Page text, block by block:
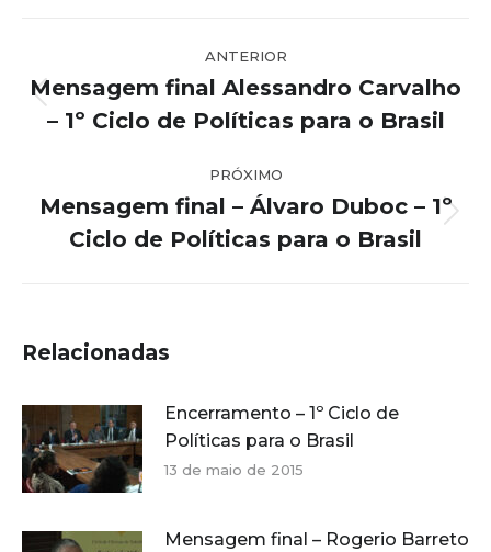
de
post:
ANTERIOR
anterior:
Mensagem final Alessandro Carvalho
– 1º Ciclo de Políticas para o Brasil
PRÓXIMO
post:
Mensagem final – Álvaro Duboc – 1º
Ciclo de Políticas para o Brasil
Relacionadas
Encerramento – 1º Ciclo de
Políticas para o Brasil
13 de maio de 2015
Mensagem final – Rogerio Barreto